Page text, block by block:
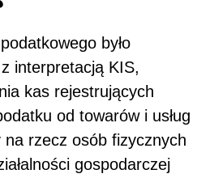
było
interpretacją KIS,
kas rejestrujących
od towarów i usług
rzecz osób fizycznych
gospodarczej